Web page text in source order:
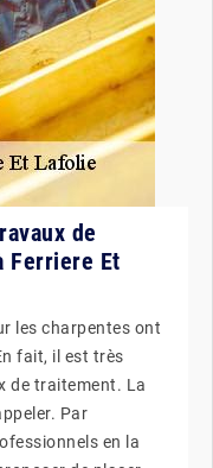
de
Ferriere Et
les charpentes ont
fait, il est très
de traitement. La
Par
en la